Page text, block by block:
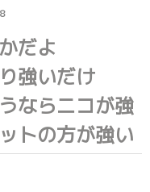
だよ
強いだけ
ならニコが強
トの方が強い